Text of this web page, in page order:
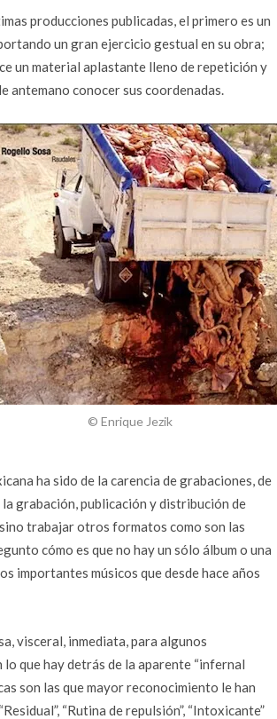
producciones publicadas, el primero es un
un gran ejercicio gestual en su obra;
un material aplastante lleno de repetición y
antemano conocer sus coordenadas.
© Enrique Jezik
ha sido de la carencia de grabaciones, de
grabación, publicación y distribución de
trabajar otros formatos como son las
cómo es que no hay un sólo álbum o una
importantes músicos que desde hace años
visceral, inmediata, para algunos
que hay detrás de la aparente “infernal
son las que mayor reconocimiento le han
“Residual”, “Rutina de repulsión”, “Intoxicante”